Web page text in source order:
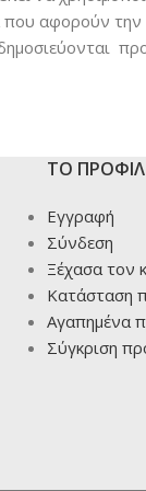
που αφορούν
ΤΟ
Εγγραφή
Σύνδεση
Ξέχασα τον
Κατάσταση
Αγαπημένα
Σύγκριση